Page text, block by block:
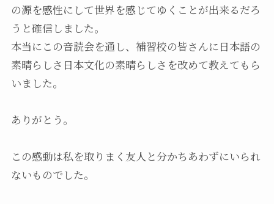
の源を感性にして世界を感じてゆくことが出来るだろ
うと確信しました。
本当にこの音読会を通し、補習校の皆さんに日本語の
素晴らしさ日本文化の素晴らしさを改めて教えてもら
いました。
ありがとう。
この感動は私を取りまく友人と分かちあわずにいられ
ないものでした。